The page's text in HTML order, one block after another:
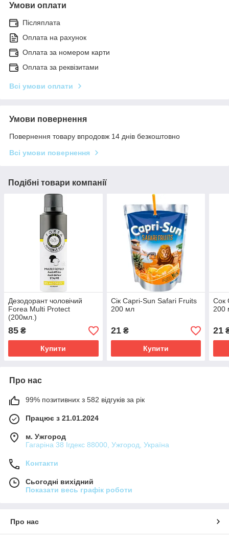
Умови оплати
Післяплата
Оплата на рахунок
Оплата за номером карти
Оплата за реквізитами
Всі умови оплати
Умови повернення
Повернення товару впродовж 14 днів безкоштовно
Всі умови повернення
Подібні товари компанії
Дезодорант чоловічий
Forea Multi Protect
(200мл.)
85 ₴
Купити
Сік Capri-Sun Safari Fruits
200 мл
21₴
Купити
Сок
200
21
Про нас
99% позитивних з 582 відгуків за рік
Працює з 21.01.2024
м. Ужгород
Гагаріна 38 Ігдекс 88000, Ужгород, Україна
Контакти
Сьогодні вихідний
Показати весь графік роботи
Про нас